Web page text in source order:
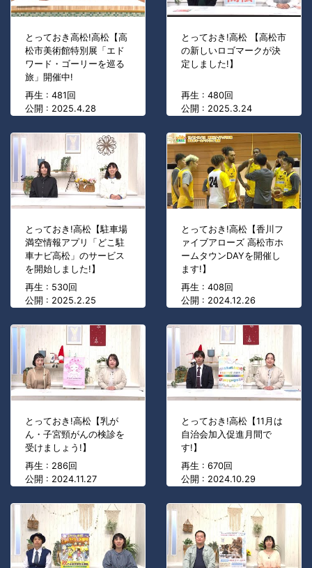
とっておき高松!高松【高
松市美術館特別展「エド
ワード・ゴーリーを巡る
旅」開催中!
再生 : 481回
公開 : 2025.4.28
とっておき!高松 【高松市
の新しいロゴマークが決
定しました!】
再生 : 480回
公開 : 2025.3.24
とっておき!高松【駐車場
満空情報アプリ「どこ駐
車ナビ高松」のサービス
を開始しました!】
再生 : 530回
公開 : 2025.2.25
とっておき!高松【香川フ
ァイブアローズ 高松市ホ
ームタウンDAYを開催し
ます!】
再生 : 408回
公開 : 2024.12.26
とっておき!高松【乳が
ん・子宮頸がんの検診を
受けましょう!】
再生 : 286回
公開 : 2024.11.27
とっておき!高松【11月は
自治会加入促進月間で
す!】
再生 : 670回
公開 : 2024.10.29